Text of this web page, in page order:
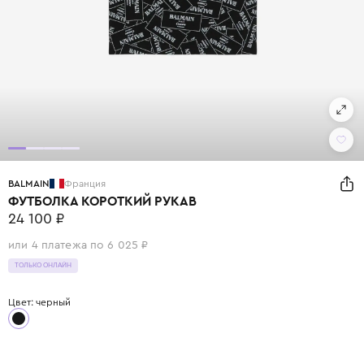
BALMAIN Франция
ФУТБОЛКА КОРОТКИЙ РУКАВ
24 100 ₽
или 4 платежа по 6 025 ₽
ТОЛЬКО ОНЛАЙН
Цвет: черный